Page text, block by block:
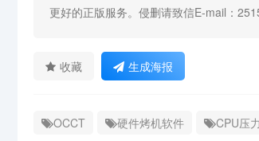
更好的正版服务。侵删请致信E-mail：
收藏 生成海报
OCCT 硬件烤机软件 CPU压